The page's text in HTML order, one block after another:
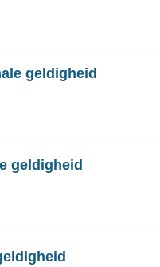
geldigheid
geldigheid